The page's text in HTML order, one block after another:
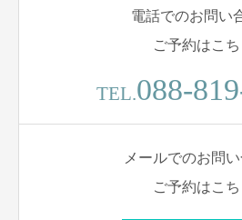
電話でのお問い
ご予約はこ
TEL.088-
メールでのお問
ご予約はこ